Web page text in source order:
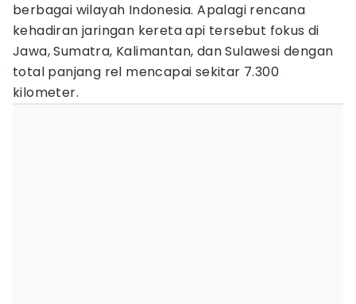
berbagai wilayah Indonesia. Apalagi rencana
kehadiran jaringan kereta api tersebut fokus di
Jawa, Sumatra, Kalimantan, dan Sulawesi dengan
total panjang rel mencapai sekitar 7.300
kilometer.